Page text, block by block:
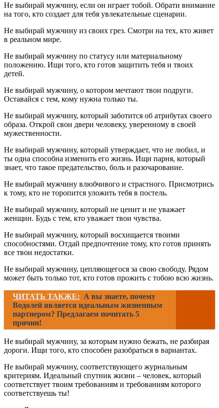
Не выбирай мужчину, если он играет тобой. Обрати внимание
на того, кто создает для тебя увлекательные сценарии.
Не выбирай мужчину из своих грез. Смотри на тех, кто живет
в реальном мире.
Не выбирай мужчину по статусу или материальному
положению. Ищи того, кто готов защитить тебя и твоих
детей.
Не выбирай мужчину, о котором мечтают твои подруги.
Оставайся с тем, кому нужна только ты.
Не выбирай мужчину, который заботится об атрибутах своего
образа. Открой свои двери человеку, уверенному в своей
мужественности.
Не выбирай мужчину, который утверждает, что не любил, и
ты одна способна изменить его жизнь. Ищи парня, который
знает, что такое предательство, боль и разочарование.
Не выбирай мужчину влюбчивого и страстного. Присмотрись
к тому, кто не торопится уложить тебя в постель.
Не выбирай мужчину, который не ценит и не уважает
женщин. Будь с тем, кто уважает твои чувства.
Не выбирай мужчину, который восхищается твоими
способностями. Отдай предпочтение тому, кто готов принять
все твои недостатки.
Не выбирай мужчину, цепляющегося за свою свободу. Рядом
может быть только тот, кто готов прожить с тобою всю жизнь.
ЧИТАТЬ ТАКЖЕ: А вы знаете, почему
Водолей является идеальным жизненным
партнером? Предлагаем почитать 5
причин!
Не выбирай мужчину, за которым нужно бежать, не разбирая
дороги. Ищи того, кто способен разобраться в вариантах.
Не выбирай мужчину, соответствующего журнальным
критериям. Идеальный спутник жизни – человек, который
соответствует твоим требованиям и требованиям которого
соответствуешь ты!